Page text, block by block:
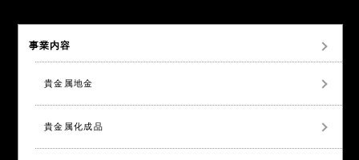
事業内容
貴金属地金
貴金属化成品